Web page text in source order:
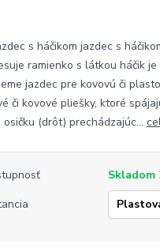
s háčikom jazdec s
ramienko s látkou háčik
jazdec pre kovovú či
či kovové pliešky, ktoré
(drôt) prechádzajúc...
Skladom